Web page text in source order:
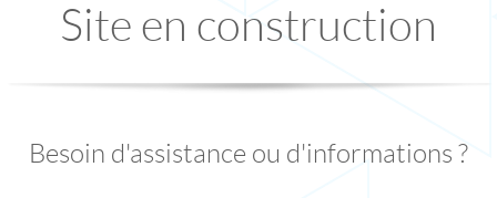
Site en construction
Besoin d'assistance ou d'informations ?